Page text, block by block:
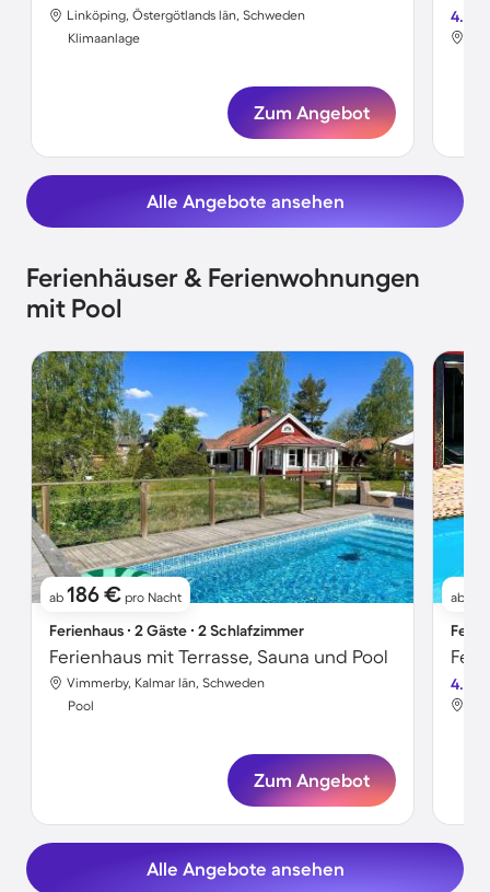
Linköping, Östergötlands län, Schweden
Klimaanlage
Zum Angebot
4.8
Alle Angebote ansehen
Ferienhäuser & Ferienwohnungen
mit Pool
ab 186 € pro Nacht
Ferienhaus ∙ 2 Gäste ∙ 2 Schlafzimmer
Ferienhaus mit Terrasse, Sauna und Pool
Vimmerby, Kalmar län, Schweden
Pool
Zum Angebot
ab
4.3
Alle Angebote ansehen